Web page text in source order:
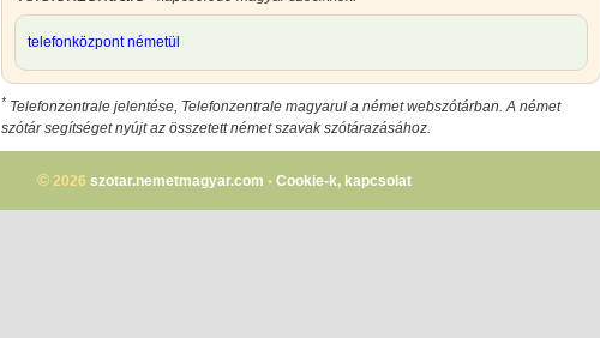
telefonközpont németül
* Telefonzentrale jelentése, Telefonzentrale magyarul a német webszótárban. A német
szótár segítséget nyújt az összetett német szavak szótárazásához.
© 2026 szotar.nemetmagyar.com • Cookie-k, kapcsolat